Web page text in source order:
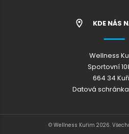
KDE NÁS
Wellness
Sportovní
664 34
Datová
© Wellness Kuřim 2026.